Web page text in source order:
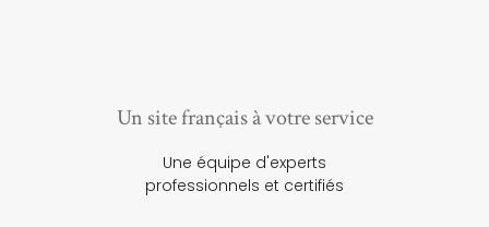
Un site français à votre service
Une équipe d'experts
professionnels et certifiés